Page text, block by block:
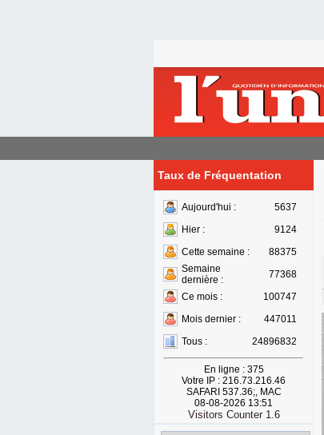
Taux de Fréquentation
Aujourd'hui :
5637
Hier :
9124
Cette semaine :
88375
Semaine
dernière :
77368
Ce mois :
100747
Mois dernier :
447011
Tous :
24896832
En ligne : 375
Votre IP : 216.73.216.46
SAFARI 537.36;, MAC
08-08-2026 13:51
Visitors Counter 1.6